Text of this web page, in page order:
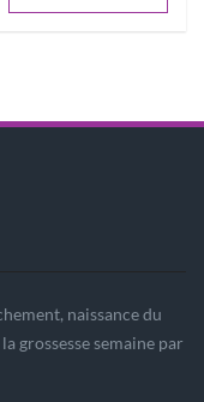
naissance du
grossesse semaine par